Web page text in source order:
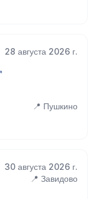
28 августа 2026 г.
📍 Пушкино
30 августа 2026 г.
📍 Завидово